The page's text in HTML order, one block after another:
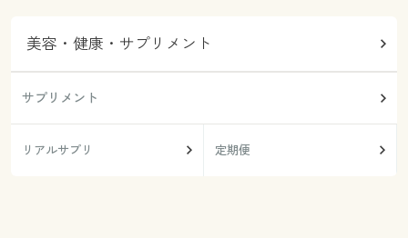
美容・健康・サプリメント
サプリメント
リアルサプリ 定期便